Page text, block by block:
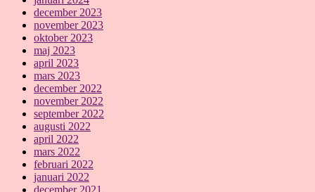
december 2023
november 2023
oktober 2023
maj 2023
april 2023
mars 2023
december 2022
november 2022
september 2022
augusti 2022
april 2022
mars 2022
februari 2022
januari 2022